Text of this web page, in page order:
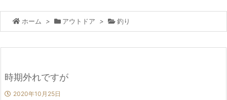
ホーム > アウトドア > 釣り
時期外れですが
2020年10月25日